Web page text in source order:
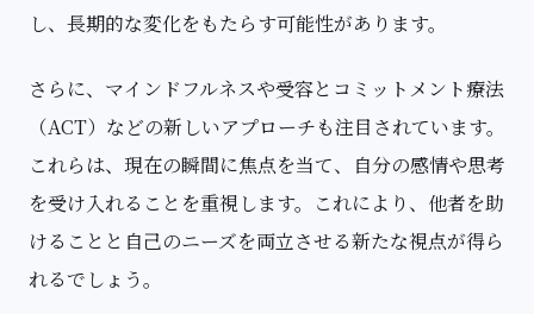
し、長期的な変化をもたらす可能性があります。
さらに、マインドフルネスや受容とコミットメント療法
（ACT）などの新しいアプローチも注目されています。
これらは、現在の瞬間に焦点を当て、自分の感情や思考
を受け入れることを重視します。これにより、他者を助
けることと自己のニーズを両立させる新たな視点が得ら
れるでしょう。